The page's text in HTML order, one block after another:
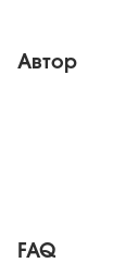
Автор
FAQ